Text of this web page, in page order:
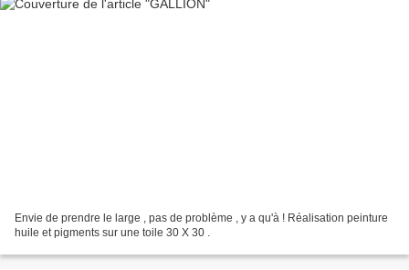
Envie de prendre le large , pas de problème , y a qu'à ! Réalisation peinture
huile et pigments sur une toile 30 X 30 .